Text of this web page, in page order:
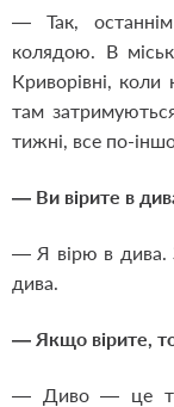
— Так,
колядою. В
Криворівні,
там
тижні, все по-
— Ви вірите в
— Я вірю в дива.
дива.
— Якщо вірите, то
— Диво — це те,